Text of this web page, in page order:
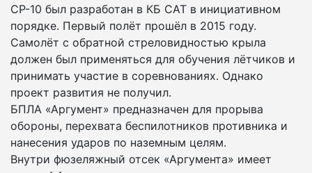
СР-10 был разработан в КБ САТ в инициативном
порядке. Первый полёт прошёл в 2015 году.
Самолёт с обратной стреловидностью крыла
должен был применяться для обучения лётчиков и
принимать участие в соревнованиях. Однако
проект развития не получил.
БПЛА «Аргумент» предназначен для прорыва
обороны, перехвата беспилотников противника и
нанесения ударов по наземным целям.
Внутри фюзеляжный отсек «Аргумента» имеет